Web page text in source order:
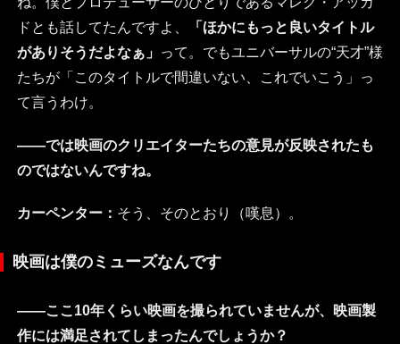
ドとも話してたんですよ、
「ほかにもっと良いタイトル
がありそうだよなぁ」 って。でもユニバーサルの“天才”様
たちが「このタイトルで間違いない、これでいこう」っ
て言うわけ。
――では映画のクリエイターたちの意見が反映されたも
のではないんですね。
カーペンター： そう、そのとおり（嘆息）。
映画は僕のミューズなんです
――ここ10年くらい映画を撮られていませんが、映画製
作には満足されてしまったんでしょうか？